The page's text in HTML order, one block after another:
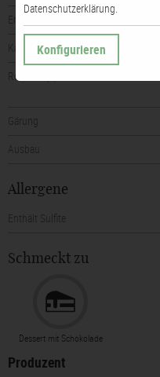
Empfohlene Trinktemperatur
Karaffieren empfohlen
Rebsorte(n)
Gärung
Ausbau
Allergene
Enthält Sulfite
Schmeckt zu
Dessert mit Schokolade
Produzent
Datenschutzerklärung.
Konfigurieren